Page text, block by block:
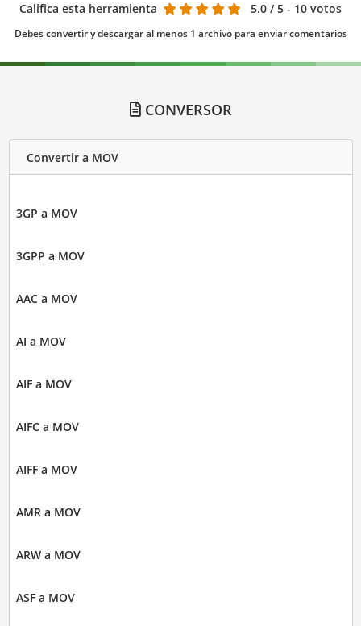
Califica esta herramienta 5.0 / 5 - 10 votos
Debes convertir y descargar al menos 1 archivo para enviar comentarios
CONVERSOR
Convertir a MOV
3GP a MOV
3GPP a MOV
AAC a MOV
AI a MOV
AIF a MOV
AIFC a MOV
AIFF a MOV
AMR a MOV
ARW a MOV
ASF a MOV